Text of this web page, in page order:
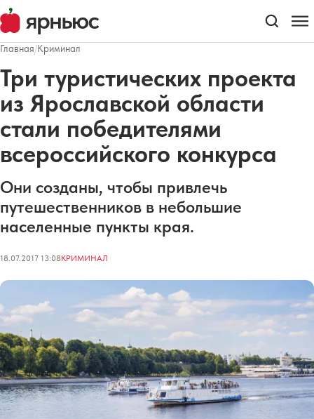
Главная/Криминал
Три туристических проекта
из Ярославской области
стали победителями
всероссийского конкурса
Они созданы, чтобы привлечь
путешественников в небольшие
населенные пункты края.
18.07.2017 13:08КРИМИНАЛ